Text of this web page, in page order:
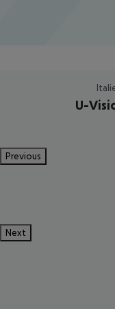
U-
Previous
Next